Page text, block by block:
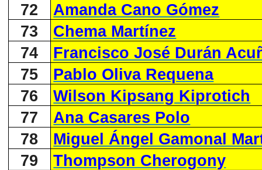
72
Amanda Cano Gómez
73
Chema Martínez
74
Francisco José Durán
75
Pablo Oliva Requena
76
Wilson Kipsang Kiprotich
77
Ana Casares Polo
78
Miguel Ángel Gamonal
79
Thompson Cherogony